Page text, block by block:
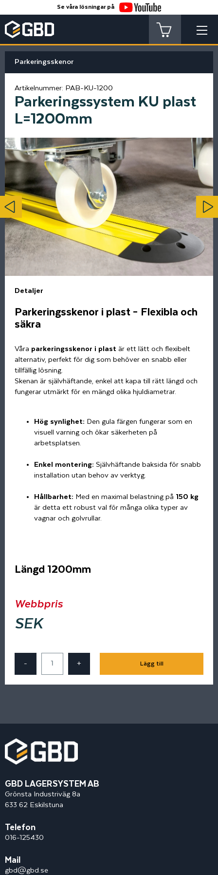
Se våra lösningar på
Parkeringsskenor
Artikelnummer: PAB-KU-1200
Parkeringssystem KU plast
L=1200mm
Detaljer
Parkeringsskenor i plast – Flexibla och
säkra
Våra parkeringsskenor i plast är ett lätt och flexibelt
alternativ, perfekt för dig som behöver en snabb eller
tillfällig lösning.
Skenan är självhäftande, enkel att kapa till rätt längd och
fungerar utmärkt för en mängd olika hjuldiametrar.
Hög synlighet: Den gula färgen fungerar som en
visuell varning och ökar säkerheten på
arbetsplatsen.
Enkel montering: Självhäftande baksida för snabb
installation utan behov av verktyg.
Hållbarhet: Med en maximal belastning på 150 kg
är detta ett robust val för många olika typer av
vagnar och golvrullar.
Längd 1200mm
Webbpris
SEK
- + Lägg till
GBD LAGERSYSTEM AB
Grönsta Industriväg 8a
633 62 Eskilstuna
Telefon
016-125430
Mail
gbd@gbd.se